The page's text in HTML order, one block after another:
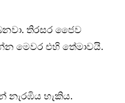
තිරසර ජෛව
මෙවර එහි තේමාවයි.
නැරඹිය හැකිය.